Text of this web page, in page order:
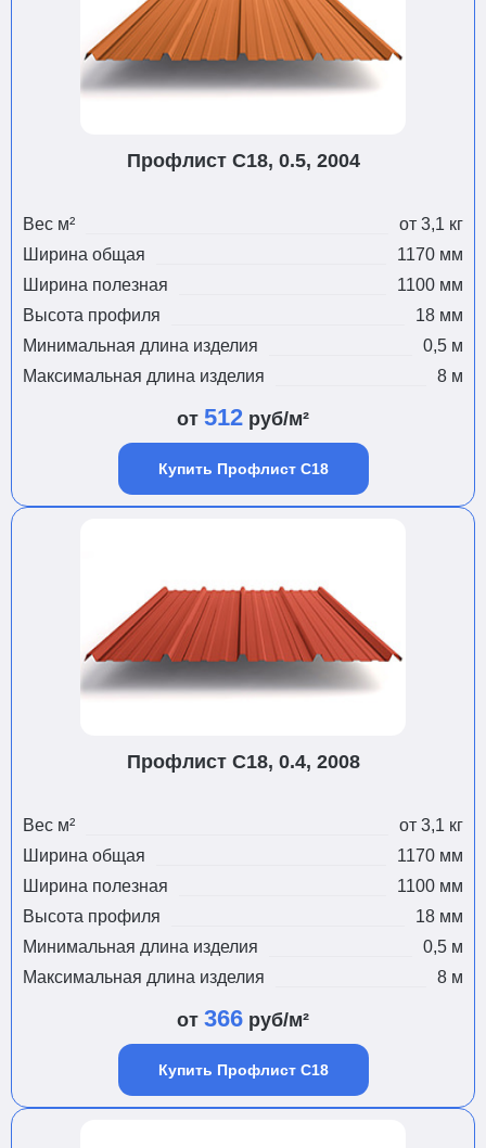
Профлист С18, 0.5, 2004
Вес м²
от 3,1 кг
Ширина общая
1170 мм
Ширина полезная
1100 мм
Высота профиля
18 мм
Минимальная длина изделия
0,5 м
Максимальная длина изделия
8 м
от 512 руб/м²
Купить Профлист С18
Профлист С18, 0.4, 2008
Вес м²
от 3,1 кг
Ширина общая
1170 мм
Ширина полезная
1100 мм
Высота профиля
18 мм
Минимальная длина изделия
0,5 м
Максимальная длина изделия
8 м
от 366 руб/м²
Купить Профлист С18